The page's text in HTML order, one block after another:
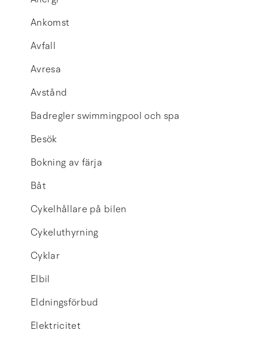
Ankomst
Avfall
Avresa
Avstånd
Badregler swimmingpool och spa
Besök
Bokning av färja
Båt
Cykelhållare på bilen
Cykeluthyrning
Cyklar
Elbil
Eldningsförbud
Elektricitet